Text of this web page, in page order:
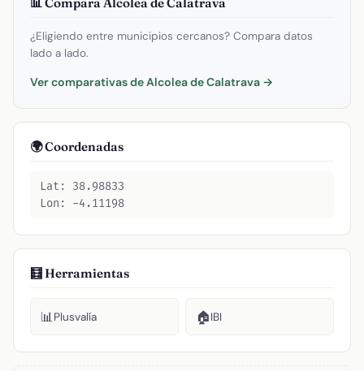
¿Eligiendo entre municipios cercanos? Compara datos
lado a lado.
Ver comparativas de Alcolea de Calatrava →
🌍 Coordenadas
Lat: 38.98833
Lon: -4.11198
🧮 Herramientas
📊Plusvalía 🏠IBI